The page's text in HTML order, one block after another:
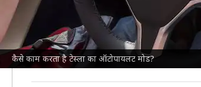
कैसे काम करता है टेस्ला का ऑटोपायलट मोड?
कैसे काम करता है ऑटोपायलट
ऑटोपायलट मोड नेटवर्क पर आधारित
यह कार के सभी पार्ट्स और उनके फंक्शन के
केबिन के अंदर एक आधुनिक कंप्यूटर दिया गया